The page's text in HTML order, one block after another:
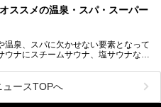
ーマンスも毎日行われており、“とと
しめるのもポイントです。
た遊び場もあり、友人同士やカップル
過ごすのにもぴったり。
たっぷり堪能してきたので、その全容
2025年11月15日（土）に、新たな浴
容の大規模サウナを携えてリニュー
る4F・6Fそれぞれにリニューアル
全容を確認すべく、リニューアルプレ
ってきました！今回はそのリニューア
ススメの温泉・スパ・スーパー
温泉、スパに欠かせない要素となって
ウナにスチームサウナ、塩サウナな
ど、心ゆくまで楽しむためのサービス
みられます。
こだわった、大阪府内のオススメ温
ュースTOPへ